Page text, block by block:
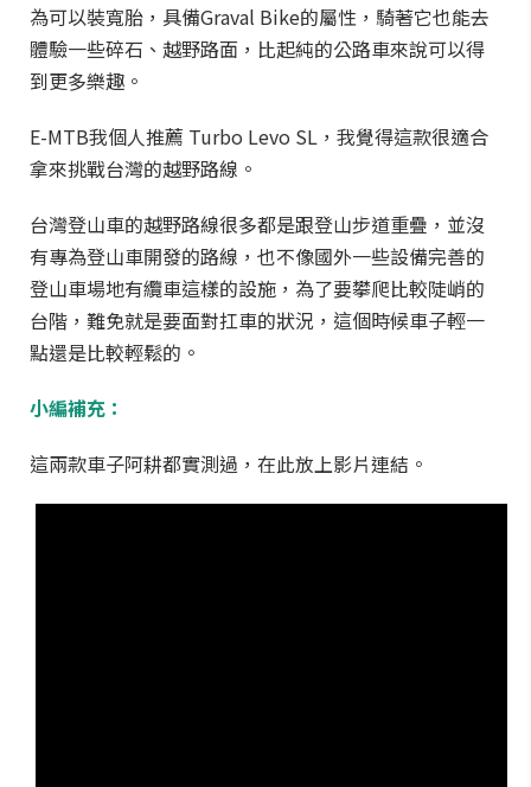
為可以裝寬胎，具備Graval Bike的屬性，騎著它也能去
體驗一些碎石、越野路面，比起純的公路車來說可以得
到更多樂趣。
E-MTB我個人推薦 Turbo Levo SL，我覺得這款很適合
拿來挑戰台灣的越野路線。
台灣登山車的越野路線很多都是跟登山步道重疊，並沒
有專為登山車開發的路線，也不像國外一些設備完善的
登山車場地有纜車這樣的設施，為了要攀爬比較陡峭的
台階，難免就是要面對扛車的狀況，這個時候車子輕一
點還是比較輕鬆的。
小編補充：
這兩款車子阿耕都實測過，在此放上影片連結。